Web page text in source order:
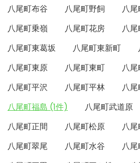
八尾町布谷
八尾町野飼
八
八尾町乗嶺
八尾町花房
八
八尾町東葛坂
八尾町東新町
八尾町東原
八尾町東町
八
八尾町平沢
八尾町平林
八
八尾町福島 (1件)
八尾町武道原
八尾町正間
八尾町松原
八
八尾町翠尾
八尾町水谷
八